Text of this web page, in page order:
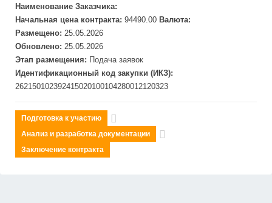
Наименование Заказчика:
Начальная цена контракта: 94490.00 Валюта:
Размещено: 25.05.2026
Обновлено: 25.05.2026
Этап размещения: Подача заявок
Идентификационный код закупки (ИКЗ):
262150102392415020100104280012120323
Подготовка к участию
Анализ и разработка документации
Заключение контракта